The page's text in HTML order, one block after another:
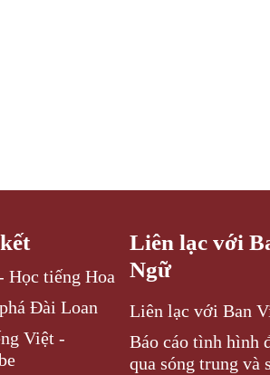
Học tiếng Hoa
Đài Loan
Việt -
Liên lạc với
Ngữ
Liên lạc với Ban
Báo cáo tình hình
qua sóng trung và